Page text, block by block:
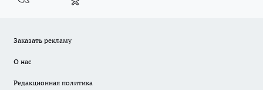
Заказать рекламу
О нас
Редакционная политика